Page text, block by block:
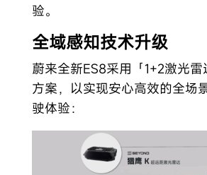
验。
全域感知技术升级
蔚来全新ES8采用「1+2激光
方案，以实现安心高效的全场
驶体验：